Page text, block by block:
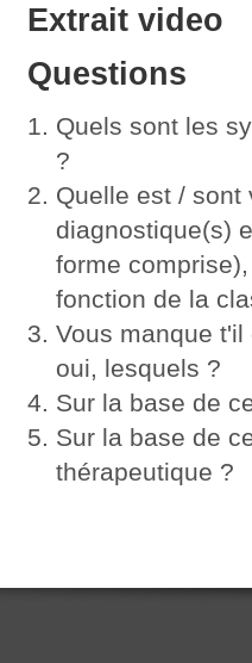
Extrait video
Questions
Quels sont les
?
Quelle est / sont
diagnostique(s)
forme
fonction de la
Vous manque
oui, lesquels ?
Sur la base de
Sur la base de
thérapeutique ?